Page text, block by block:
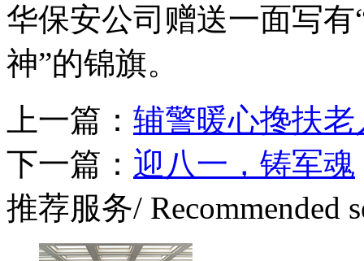
华保安公司赠送一面写
神”的锦旗。
上一篇： 辅警暖心搀扶
下一篇： 迎八一，铸军魂
推荐服务/ Recommended